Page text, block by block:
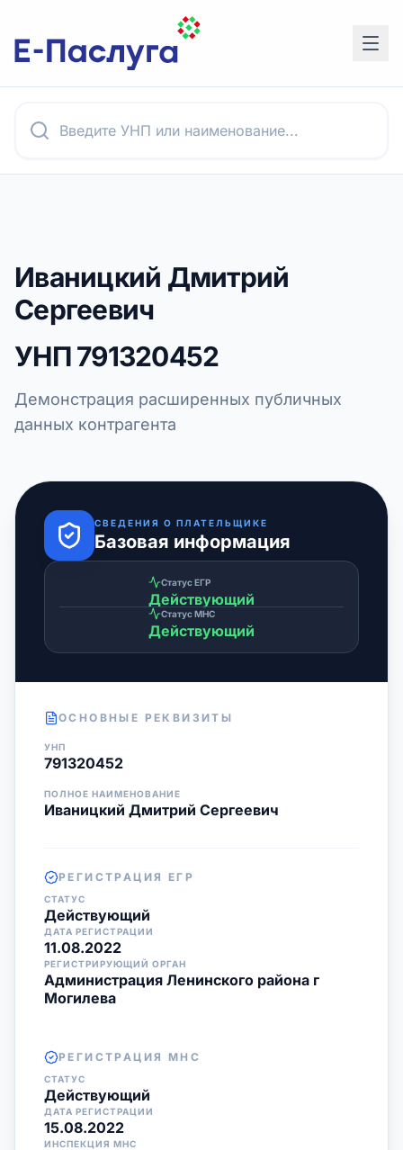
Иваницкий Дмитрий
Сергеевич
УНП791320452
Демонстрация расширенных публичных
данных контрагента
СВЕДЕНИЯ О ПЛАТЕЛЬЩИКЕ
Базовая информация
Статус ЕГР
Действующий
Статус МНС
Действующий
ОСНОВНЫЕ РЕКВИЗИТЫ
УНП
791320452
ПОЛНОЕ НАИМЕНОВАНИЕ
Иваницкий Дмитрий Сергеевич
РЕГИСТРАЦИЯ ЕГР
СТАТУС
Действующий
ДАТА РЕГИСТРАЦИИ
11.08.2022
РЕГИСТРИРУЮЩИЙ ОРГАН
Администрация Ленинского района г
Могилева
РЕГИСТРАЦИЯ МНС
СТАТУС
Действующий
ДАТА РЕГИСТРАЦИИ
15.08.2022
ИНСПЕКЦИЯ МНС